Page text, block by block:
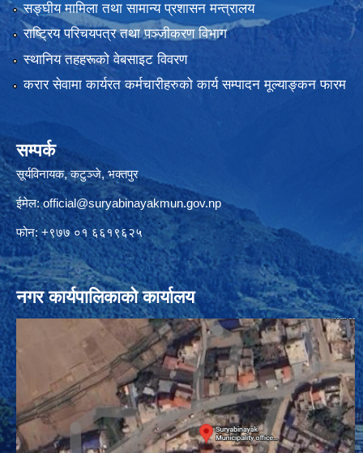
सङ्‍घीय मामिला तथा सामान्य प्रशासन मन्त्रालय
राष्ट्रिय परिचयपत्र तथा पञ्जीकरण विभाग
स्थानिय तहहरूको वेबसाइट विवरण
करार सेवामा कार्यरत कर्मचारीहरुको कार्य सम्पादन मूल्याङ्कन फारम
सम्पर्क
सूर्यविनायक, कटुञ्जे, भक्तपुर
ईमेल:official@suryabinayakmun.gov.np
फोन: +९७७ ०१ ६६१९६२५
नगर कार्यपालिकाको कार्यालय